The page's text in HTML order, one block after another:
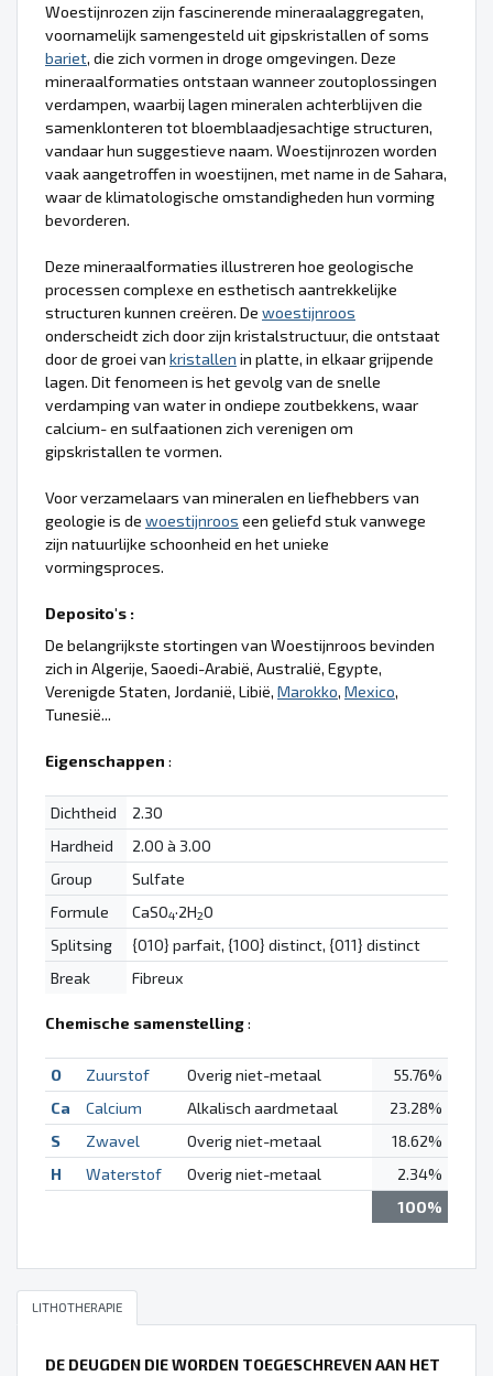
Woestijnrozen zijn fascinerende mineraalaggregaten,
voornamelijk samengesteld uit gipskristallen of soms
bariet, die zich vormen in droge omgevingen. Deze
mineraalformaties ontstaan wanneer zoutoplossingen
verdampen, waarbij lagen mineralen achterblijven die
samenklonteren tot bloemblaadjesachtige structuren,
vandaar hun suggestieve naam. Woestijnrozen worden
vaak aangetroffen in woestijnen, met name in de Sahara,
waar de klimatologische omstandigheden hun vorming
bevorderen.
Deze mineraalformaties illustreren hoe geologische
processen complexe en esthetisch aantrekkelijke
structuren kunnen creëren. De woestijnroos
onderscheidt zich door zijn kristalstructuur, die ontstaat
door de groei van kristallen in platte, in elkaar grijpende
lagen. Dit fenomeen is het gevolg van de snelle
verdamping van water in ondiepe zoutbekkens, waar
calcium- en sulfaationen zich verenigen om
gipskristallen te vormen.
Voor verzamelaars van mineralen en liefhebbers van
geologie is de woestijnroos een geliefd stuk vanwege
zijn natuurlijke schoonheid en het unieke
vormingsproces.
Deposito's :
De belangrijkste stortingen van Woestijnroos bevinden
zich in Algerije, Saoedi-Arabië, Australië, Egypte,
Verenigde Staten, Jordanië, Libië, Marokko, Mexico,
Tunesië...
Eigenschappen :
Dichtheid
2.30
Hardheid
2.00 à 3.00
Group
Sulfate
Formule
CaSO4·2H2O
Splitsing
{010} parfait, {100} distinct, {011} distinct
Break
Fibreux
Chemische samenstelling:
O Zuurstof Overig niet-metaal
55.76%
Ca
Calcium Alkalisch aardmetaal
23.28%
S
Zwavel Overig niet-metaal
18.62%
H
Waterstof Overig niet-metaal
2.34%
100%
LITHOTHERAPIE
DE DEUGDEN DIE WORDEN TOEGESCHREVEN AAN HET